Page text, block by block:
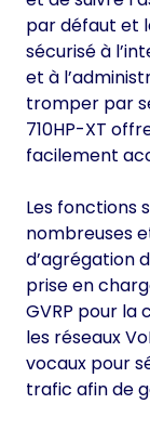
par défaut et
sécurisé à
et à
tromper par
710HP-XT
facilement
Les fonctions
nombreuses
d’agrégation
prise en
GVRP pour la
les réseaux
vocaux pour
trafic afin de